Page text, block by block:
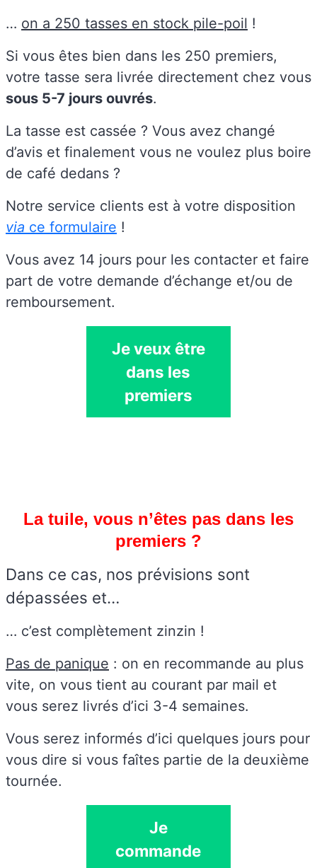
… on a 250 tasses en stock pile-poil !
Si vous êtes bien dans les 250 premiers,
votre tasse sera livrée directement chez vous
sous 5-7 jours ouvrés.
La tasse est cassée ? Vous avez changé
d’avis et finalement vous ne voulez plus boire
de café dedans ?
Notre service clients est à votre disposition
via ce formulaire !
Vous avez 14 jours pour les contacter et faire
part de votre demande d’échange et/ou de
remboursement.
Je veux être
dans les
premiers
La tuile, vous n’êtes pas dans les
premiers ?
Dans ce cas, nos prévisions sont
dépassées et…
… c’est complètement zinzin !
Pas de panique : on en recommande au plus
vite, on vous tient au courant par mail et
vous serez livrés d’ici 3-4 semaines.
Vous serez informés d’ici quelques jours pour
vous dire si vous faîtes partie de la deuxième
tournée.
Je
commande